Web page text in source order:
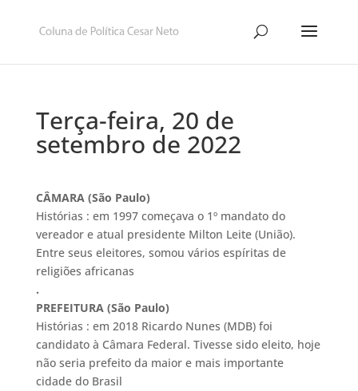
Terça-feira, 20 de
setembro de 2022
CÂMARA (São Paulo)
Histórias : em 1997 começava o 1º mandato do
vereador e atual presidente Milton Leite (União).
Entre seus eleitores, somou vários espíritas de
religiões africanas
.
PREFEITURA (São Paulo)
Histórias : em 2018 Ricardo Nunes (MDB) foi
candidato à Câmara Federal. Tivesse sido eleito, hoje
não seria prefeito da maior e mais importante
cidade do Brasil